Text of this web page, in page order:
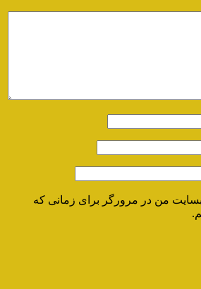
من در مرورگر برای زمانی که